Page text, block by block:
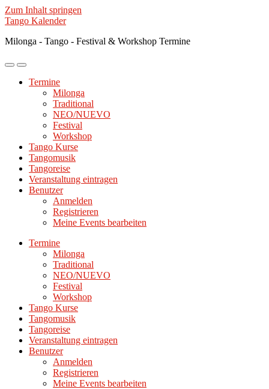
Zum Inhalt springen
Tango Kalender
Milonga - Tango - Festival & Workshop Termine
Mobile-
ein-/ausblenden
Suchfeld
ein-/ausblenden
Termine
Milonga
Traditional
NEO/NUEVO
Festival
Workshop
Tango Kurse
Tangomusik
Tangoreise
Veranstaltung eintragen
Benutzer
Anmelden
Registrieren
Meine Events bearbeiten
Termine
Milonga
Traditional
NEO/NUEVO
Festival
Workshop
Tango Kurse
Tangomusik
Tangoreise
Veranstaltung eintragen
Benutzer
Anmelden
Registrieren
Meine Events bearbeiten